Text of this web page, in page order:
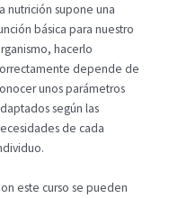
nutrición supone una
básica para nuestro
hacerlo
depende de
unos parámetros
según las
de cada
este curso se pueden